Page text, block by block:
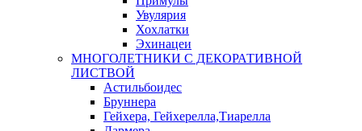
Увулярия
Хохлатки
Эхинацеи
МНОГОЛЕТНИКИ С ДЕКОРАТИВНОЙ
ЛИСТВОЙ
Астильбоидес
Бруннера
Гейхера, Гейхерелла,Тиарелла